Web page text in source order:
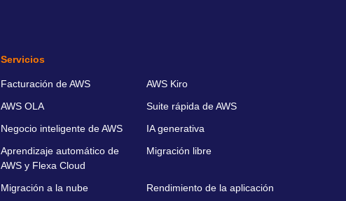
Servicios
Facturación de AWS AWS Kiro
AWS OLA Suite rápida de AWS
Negocio inteligente de AWS IA generativa
Aprendizaje automático de
AWS y Flexa Cloud
Migración libre
Migración a la nube Rendimiento de la aplicación